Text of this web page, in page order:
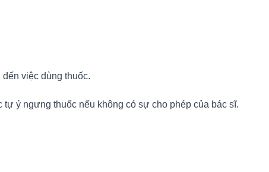
việc dùng thuốc.
ý ngưng thuốc nếu không có sự cho phép của bác sĩ.